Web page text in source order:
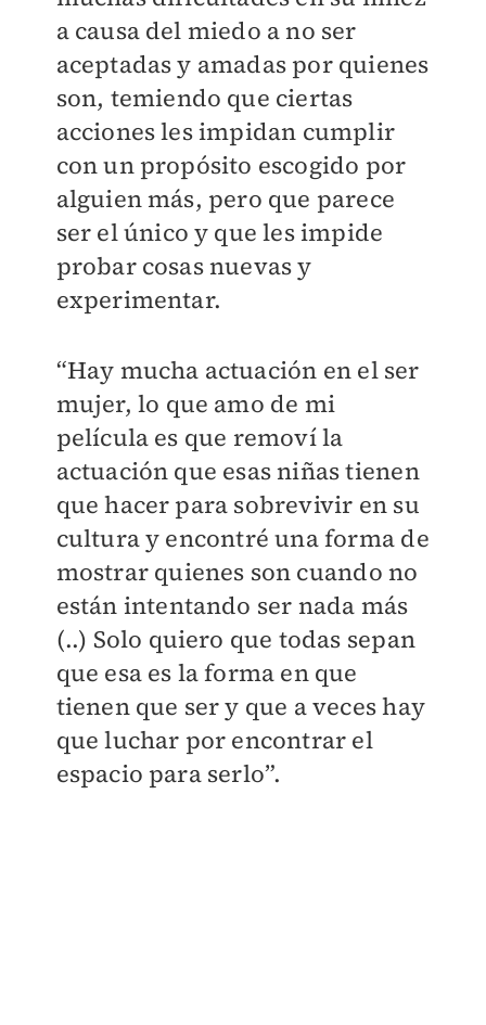
a causa del miedo a no ser
aceptadas y amadas por quienes
son, temiendo que ciertas
acciones les impidan cumplir
con un propósito escogido por
alguien más, pero que parece
ser el único y que les impide
probar cosas nuevas y
experimentar.
“Hay mucha actuación en el ser
mujer, lo que amo de mi
película es que removí la
actuación que esas niñas tienen
que hacer para sobrevivir en su
cultura y encontré una forma de
mostrar quienes son cuando no
están intentando ser nada más
(..) Solo quiero que todas sepan
que esa es la forma en que
tienen que ser y que a veces hay
que luchar por encontrar el
espacio para serlo”.